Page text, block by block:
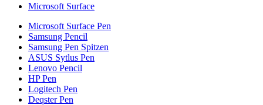
Microsoft Surface
Microsoft Surface Pen
Samsung Pencil
Samsung Pen Spitzen
ASUS Sytlus Pen
Lenovo Pencil
HP Pen
Logitech Pen
Deqster Pen